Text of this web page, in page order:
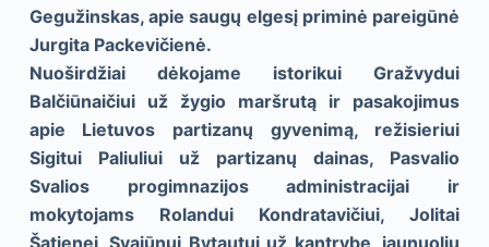
Gegužinskas, apie saugų elgesį priminė pareigūnė
Jurgita Packevičienė.
Nuoširdžiai dėkojame istorikui Gražvydui
Balčiūnaičiui už žygio maršrutą ir pasakojimus
apie Lietuvos partizanų gyvenimą, režisieriui
Sigitui Paliuliui už partizanų dainas, Pasvalio
Svalios progimnazijos administracijai ir
mokytojams Rolandui Kondratavičiui, Jolitai
Šatienei, Svajūnui Bytautui už kantrybę, jaunuolių